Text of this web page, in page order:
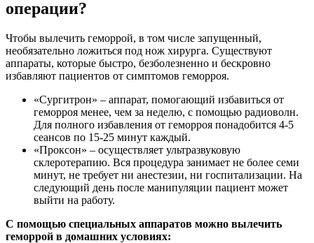
операции?
Чтобы вылечить геморрой, в том числе запущенный,
необязательно ложиться под нож хирурга. Существуют
аппараты, которые быстро, безболезненно и бескровно
избавляют пациентов от симптомов геморроя.
«Сургитрон» – аппарат, помогающий избавиться от
геморроя менее, чем за неделю, с помощью радиоволн.
Для полного избавления от геморроя понадобится 4-5
сеансов по 15-25 минут каждый.
«Проксон» – осуществляет ультразвуковую
склеротерапию. Вся процедура занимает не более семи
минут, не требует ни анестезии, ни госпитализации. На
следующий день после манипуляции пациент может
выйти на работу.
С помощью специальных аппаратов можно вылечить
геморрой в домашних условиях: